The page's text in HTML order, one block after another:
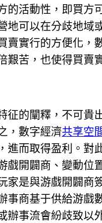
的活動性，即買方
地可以在分歧地域
賣實行的方便化，
艱苦，也使得買賣
征的闡釋，不可貴
，數字經濟共享空
進而取得盈利。對
戲開闢商、變動位
家是與游戲開闢商
事商基于供給游戲
辦事流會紛歧致以